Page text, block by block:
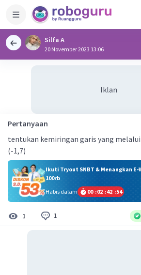
Silfa A
20 November 2023 13:06
Iklan
Pertanyaan
tentukan kemiringan garis yang
(-1,7)
Ikuti Tryout SNBT & Menangkan
100rb
Habis dalam
00 :02 :42 :53
1 1